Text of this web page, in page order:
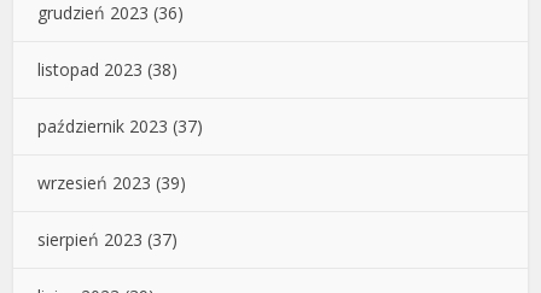
grudzień 2023 (36)
listopad 2023 (38)
październik 2023 (37)
wrzesień 2023 (39)
sierpień 2023 (37)